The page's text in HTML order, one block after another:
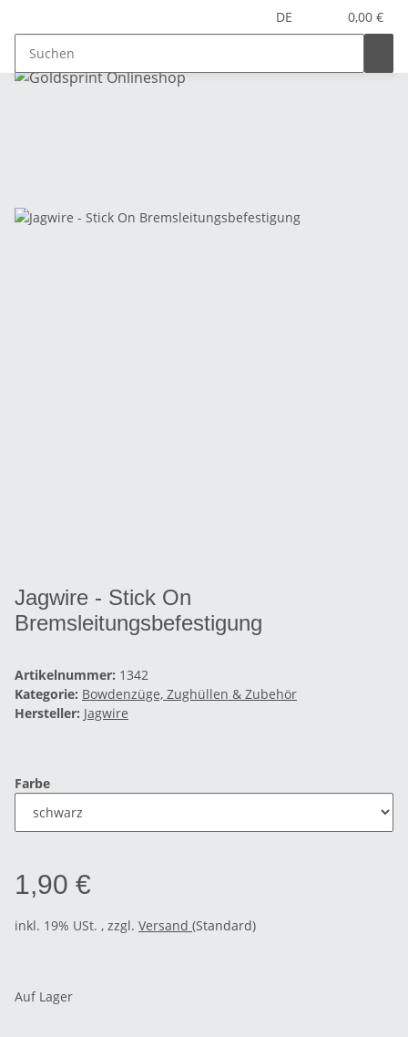
DE 0,00 €
Jagwire - Stick On
Bremsleitungsbefestigung
Artikelnummer: 1342
Kategorie: Bowdenzüge, Zughüllen & Zubehör
Hersteller: Jagwire
Farbe
1,90 €
inkl. 19% USt. , zzgl. Versand (Standard)
Auf Lager